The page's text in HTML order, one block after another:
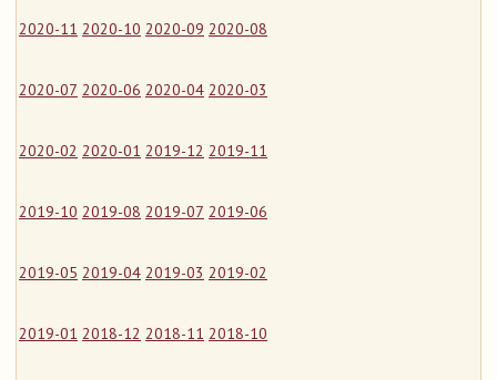
2020-11 2020-10 2020-09 2020-08
2020-07 2020-06 2020-04 2020-03
2020-02 2020-01 2019-12 2019-11
2019-10 2019-08 2019-07 2019-06
2019-05 2019-04 2019-03 2019-02
2019-01 2018-12 2018-11 2018-10